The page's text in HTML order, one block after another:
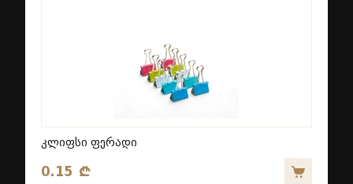
კლიფსი ფერადი
0.15 ₾